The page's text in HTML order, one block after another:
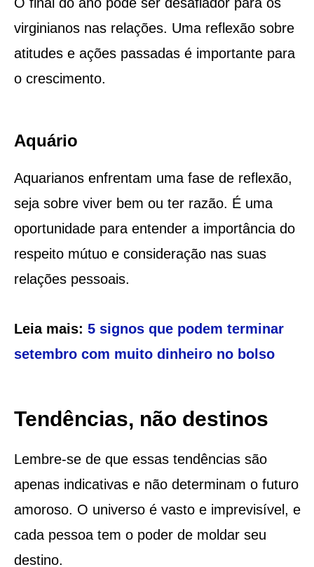
virginianos nas relações. Uma reflexão sobre
atitudes e ações passadas é importante para
o crescimento.
Aquário
Aquarianos enfrentam uma fase de reflexão,
seja sobre viver bem ou ter razão. É uma
oportunidade para entender a importância do
respeito mútuo e consideração nas suas
relações pessoais.
Leia mais: 5 signos que podem terminar
setembro com muito dinheiro no bolso
Tendências, não destinos
Lembre-se de que essas tendências são
apenas indicativas e não determinam o futuro
amoroso. O universo é vasto e imprevisível, e
cada pessoa tem o poder de moldar seu
destino.